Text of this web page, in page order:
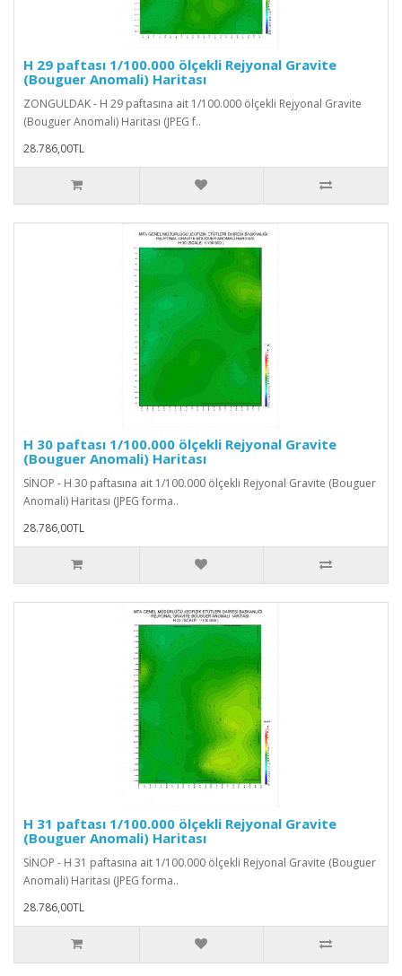
H 29 paftası 1/100.000 ölçekli Rejyonal Gravite
(Bouguer Anomali) Haritası
ZONGULDAK - H 29 paftasına ait 1/100.000 ölçekli Rejyonal Gravite
(Bouguer Anomali) Haritası (JPEG f..
28.786,00TL
H 30 paftası 1/100.000 ölçekli Rejyonal Gravite
(Bouguer Anomali) Haritası
SİNOP - H 30 paftasına ait 1/100.000 ölçekli Rejyonal Gravite (Bouguer
Anomali) Haritası (JPEG forma..
28.786,00TL
H 31 paftası 1/100.000 ölçekli Rejyonal Gravite
(Bouguer Anomali) Haritası
SİNOP - H 31 paftasına ait 1/100.000 ölçekli Rejyonal Gravite (Bouguer
Anomali) Haritası (JPEG forma..
28.786,00TL